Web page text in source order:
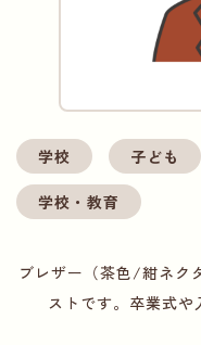
学校 子ども
学校・教育
ブレザー（茶色/紺ネク
ストです。卒業式や